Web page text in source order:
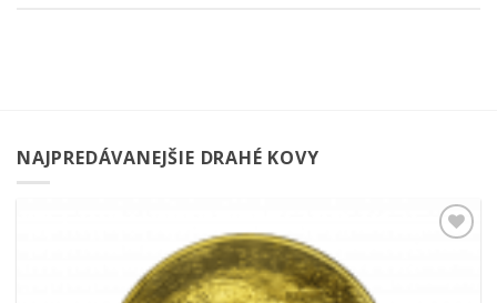
NAJPREDÁVANEJŠIE DRAHÉ KOVY